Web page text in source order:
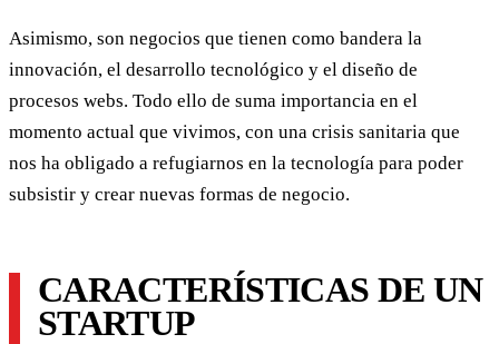
Asimismo, son negocios que tienen como bandera la
innovación, el desarrollo tecnológico y el diseño de
procesos webs. Todo ello de suma importancia en el
momento actual que vivimos, con una crisis sanitaria que
nos ha obligado a refugiarnos en la tecnología para poder
subsistir y crear nuevas formas de negocio.
CARACTERÍSTICAS DE UN
STARTUP